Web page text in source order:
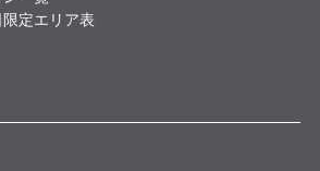
定エリア表